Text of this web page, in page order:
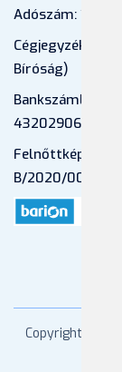
Adószám:
Bíróság)
43202906-
Felnőttképzési
B/2020/000053
Copyright